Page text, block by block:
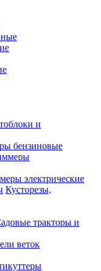
и
бензиновые
электрические
Кусторезы,
тракторы и
веток